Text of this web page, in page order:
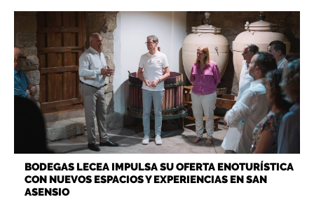
BODEGAS LECEA IMPULSA SU OFERTA ENOTURÍSTICA
CON NUEVOS ESPACIOS Y EXPERIENCIAS EN SAN
ASENSIO